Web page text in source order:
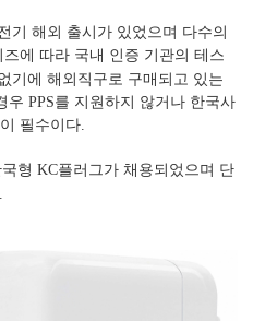
기 해외 출시가 있었으며 다수의
에 따라 국내 인증 기관의 테스
기에 해외직구로 구매되고 있는
PPS를 지원하지 않거나 한국사
필수이다.
형 KC플러그가 채용되었으며 단